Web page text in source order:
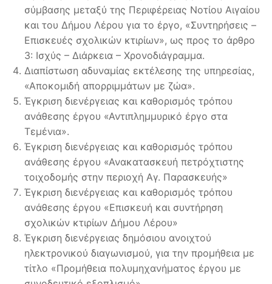
σύμβασης μεταξύ της Περιφέρειας Νοτίου Αιγαίου
και του Δήμου Λέρου για το έργο, «Συντηρήσεις –
Επισκευές σχολικών κτιρίων», ως προς το άρθρο
3: Ισχύς – Διάρκεια – Χρονοδιάγραμμα.
Διαπίστωση αδυναμίας εκτέλεσης της υπηρεσίας,
«Αποκομιδή απορριμμάτων με ζώα».
Έγκριση διενέργειας και καθορισμός τρόπου
ανάθεσης έργου «Αντιπλημμυρικό έργο στα
Τεμένια».
Έγκριση διενέργειας και καθορισμός τρόπου
ανάθεσης έργου «Ανακατασκευή πετρόχτιστης
τοιχοδομής στην περιοχή Αγ. Παρασκευής»
Έγκριση διενέργειας και καθορισμός τρόπου
ανάθεσης έργου «Επισκευή και συντήρηση
σχολικών κτιρίων Δήμου Λέρου»
Έγκριση διενέργειας δημόσιου ανοιχτού
ηλεκτρονικού διαγωνισμού, για την προμήθεια με
τίτλο «Προμήθεια πολυμηχανήματος έργου με